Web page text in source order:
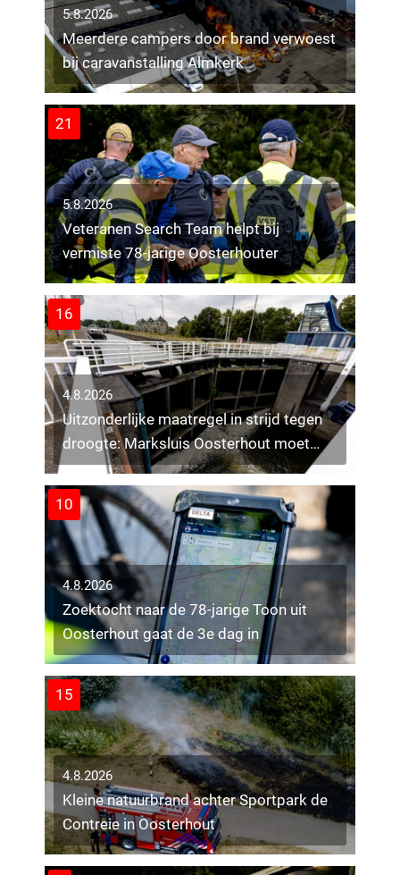
5.8.2026
Meerdere campers door brand verwoest
bij caravanstalling Almkerk
21
5.8.2026
Veteranen Search Team helpt bij
vermiste 78-jarige Oosterhouter
16
4.8.2026
Uitzonderlijke maatregel in strijd tegen
droogte: Marksluis Oosterhout moet
open
10
4.8.2026
Zoektocht naar de 78-jarige Toon uit
Oosterhout gaat de 3e dag in
15
4.8.2026
Kleine natuurbrand achter Sportpark de
Contreie in Oosterhout